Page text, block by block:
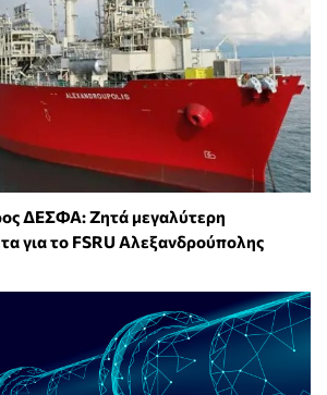
ΔΕΣΦΑ: Ζητά μεγαλύτερη
για το FSRU Αλεξανδρούπολης